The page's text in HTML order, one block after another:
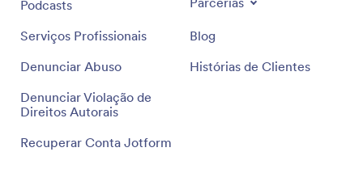
Podcasts
Serviços Profissionais
Denunciar Abuso
Denunciar Violação de
Direitos Autorais
Recuperar Conta Jotform
Blog
Histórias de Clientes